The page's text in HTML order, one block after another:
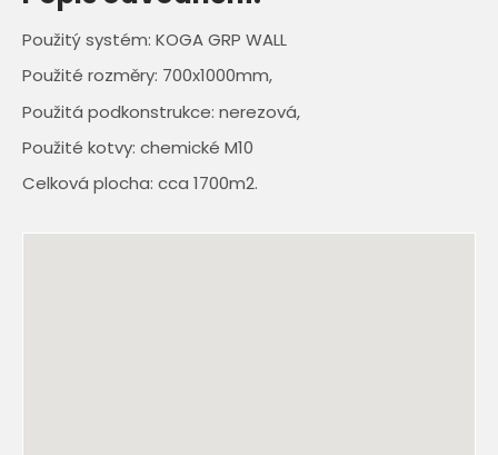
Použitý systém: KOGA GRP WALL
Použité rozměry: 700x1000mm,
Použitá podkonstrukce: nerezová,
Použité kotvy: chemické M10
Celková plocha: cca 1700m2.